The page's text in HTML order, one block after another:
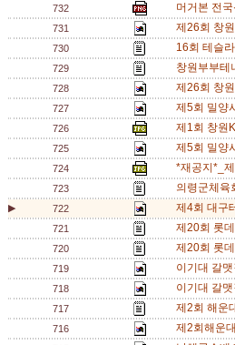
732 머거본 전
731 제26회 창
730 16회 테슬
729 창원부부테
728 제26회 창
727 제5회 밀양
726 제1회 창원
725 제5회 밀양
724 *재공지*_
723 의령군체
▶ 722 제4회 대구
721 제20회 롯
720 제20회 롯
719 이기대 갈
718 이기대 갈
717 제2회 해운
716 제2회해운